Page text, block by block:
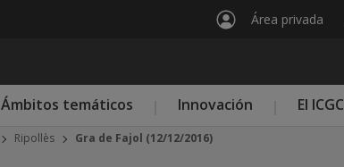
Área privada
Ámbitos temáticos Innovación El ICGC
Ripollès Gra de Fajol (12/12/2016)